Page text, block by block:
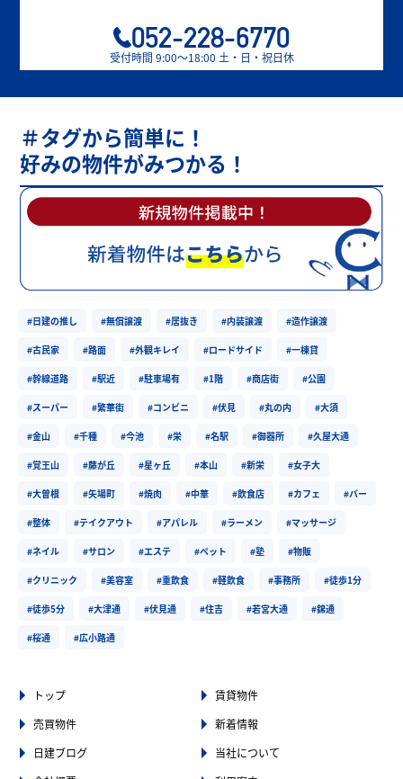
052-228-6770
受付時間 9:00〜18:00 土・日・祝日休
＃タグから簡単に！
好みの物件がみつかる！
#日建の推し #無償譲渡 #居抜き #内装譲渡 #造作譲渡
#古民家 #路面 #外観キレイ #ロードサイド #一棟貸
#幹線道路 #駅近 #駐車場有 #1階 #商店街 #公園
#スーパー #繁華街 #コンビニ #伏見 #丸の内 #大須
#金山 #千種 #今池 #栄 #名駅 #御器所 #久屋大通
#覚王山 #藤が丘 #星ヶ丘 #本山 #新栄 #女子大
#大曽根 #矢場町 #焼肉 #中華 #飲食店 #カフェ #バー
#整体 #テイクアウト #アパレル #ラーメン #マッサージ
#ネイル #サロン #エステ #ペット #塾 #物販
#クリニック #美容室 #重飲食 #軽飲食 #事務所 #徒歩1分
#徒歩5分 #大津通 #伏見通 #住吉 #若宮大通 #錦通
#桜通 #広小路通
トップ
賃貸物件
売買物件
新着情報
日建ブログ
当社について